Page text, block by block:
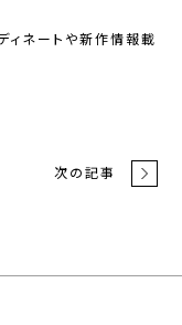
ィネートや新作情報載
次の記事